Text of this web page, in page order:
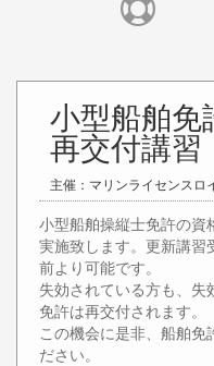
小型船舶免
再交付講習
主催：マリンライセンスロ
小型船舶操縦士免許の資
実施致します。更新講
前より可能です。
失効されている方も、
免許は再交付されます。
この機会に是非、船舶免
ださい。